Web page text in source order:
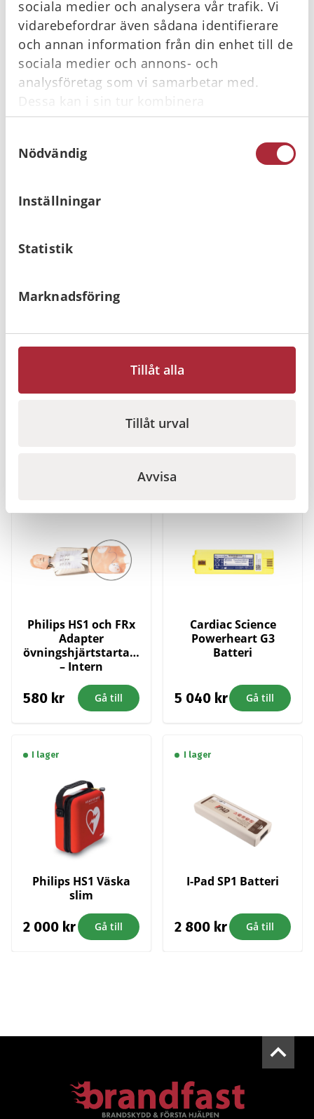
sociala medier och analysera vår trafik. Vi
vidarebefordrar även sådana identifierare
och annan information från din enhet till de
sociala medier och annons- och
analysföretag som vi samarbetar med.
Dessa kan i sin tur kombinera
informationen med annan information som
samlat in när du har använt deras tjänster.
Nödvändig
Inställningar
Statistik
Marknadsföring
Tillåt alla
Tillåt urval
Avvisa
Köpvillkor
Du kanske också gillar …
2 160kr Gå till Gå till
Philips HS1 och FRx
Adapter
övningshjärtstartare
– Intern
580 kr Gå till
Cardiac Science
Powerheart G3
Batteri
5 040 kr Gå till
I lager
Philips HS1 Väska
slim
2 000 kr Gå till
I lager
I-Pad SP1 Batteri
2 800 kr Gå till